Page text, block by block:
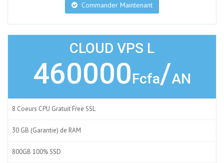
Commander Maintenant
CLOUD VPS L
460000Fcfa/AN
8 Coeurs CPU Gratuit Free SSL
30 GB (Garantie) de RAM
800GB 100% SSD